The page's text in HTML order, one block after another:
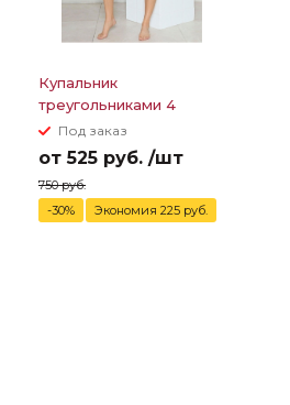
Купальник
треугольниками 4
полоски между грудей
Под заказ
от 525 руб. /шт
750 руб.
-30%
Экономия 225 руб.